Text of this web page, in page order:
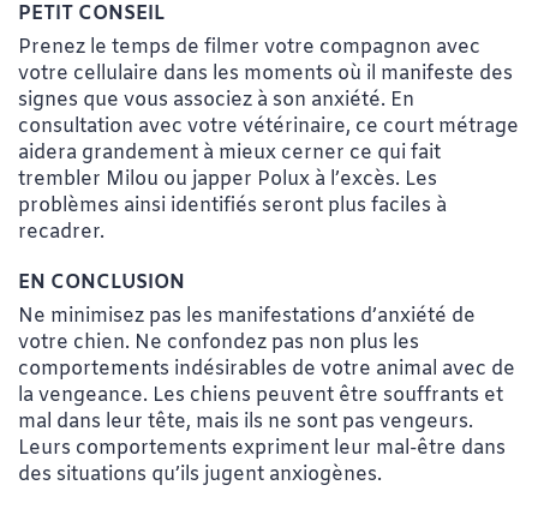
PETIT CONSEIL
Prenez le temps de filmer votre compagnon avec
votre cellulaire dans les moments où il manifeste des
signes que vous associez à son anxiété. En
consultation avec votre vétérinaire, ce court métrage
aidera grandement à mieux cerner ce qui fait
trembler Milou ou japper Polux à l’excès. Les
problèmes ainsi identifiés seront plus faciles à
recadrer.
EN CONCLUSION
Ne minimisez pas les manifestations d’anxiété de
votre chien. Ne confondez pas non plus les
comportements indésirables de votre animal avec de
la vengeance. Les chiens peuvent être souffrants et
mal dans leur tête, mais ils ne sont pas vengeurs.
Leurs comportements expriment leur mal-être dans
des situations qu’ils jugent anxiogènes.